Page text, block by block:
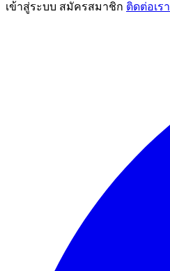
เข้าสู่ระบบ สมัครสมาชิก ติดต่อเรา